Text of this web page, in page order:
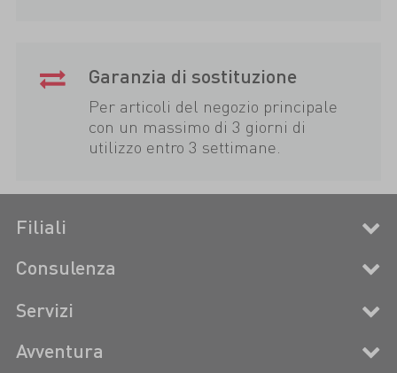
Garanzia di sostituzione
Per articoli del negozio principale
con un massimo di 3 giorni di
utilizzo entro 3 settimane.
Filiali
Consulenza
Servizi
Avventura